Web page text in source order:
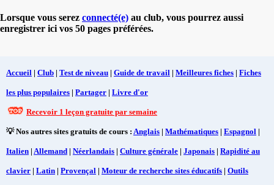
Lorsque vous serez connecté(e) au club, vous pourrez aussi
enregistrer ici vos 50 pages préférées.
Accueil | Club | Test de niveau | Guide de travail | Meilleures fiches | Fiches
les plus populaires | Partager | Livre d'or
Recevoir 1 leçon gratuite par semaine
💡 Nos autres sites gratuits de cours : Anglais | Mathématiques | Espagnol |
Italien | Allemand | Néerlandais | Culture générale | Japonais | Rapidité au
clavier | Latin | Provençal | Moteur de recherche sites éducatifs | Outils